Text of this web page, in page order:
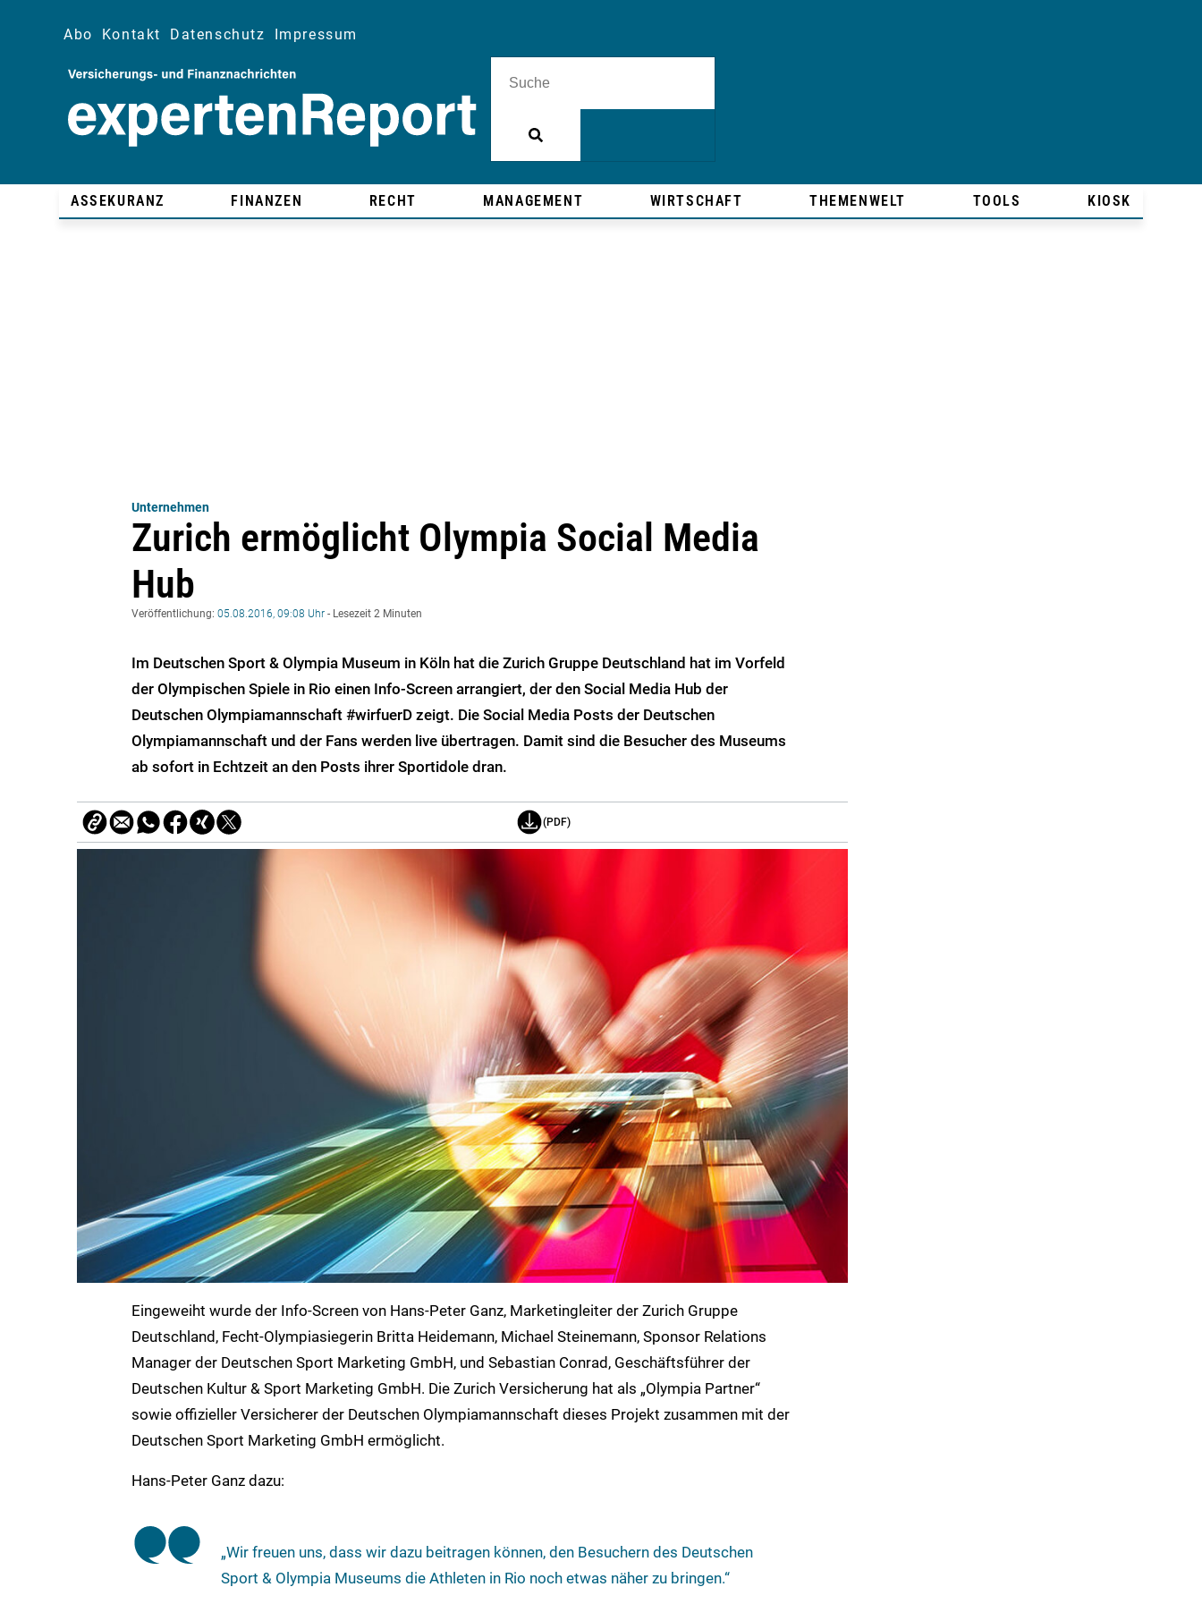
Abo Kontakt Datenschutz Impressum
ASSEKURANZ FINANZEN RECHT MANAGEMENT WIRTSCHAFT THEMENWELT TOOLS KIOSK
Unternehmen
Zurich ermöglicht Olympia Social Media
Hub
Veröffentlichung: 05.08.2016, 09:08 Uhr - Lesezeit 2 Minuten
Im Deutschen Sport & Olympia Museum in Köln hat die Zurich Gruppe Deutschland hat im Vorfeld
der Olympischen Spiele in Rio einen Info-Screen arrangiert, der den Social Media Hub der
Deutschen Olympiamannschaft #wirfuerD zeigt. Die Social Media Posts der Deutschen
Olympiamannschaft und der Fans werden live übertragen. Damit sind die Besucher des Museums
ab sofort in Echtzeit an den Posts ihrer Sportidole dran.
(PDF)
Eingeweiht wurde der Info-Screen von Hans-Peter Ganz, Marketingleiter der Zurich Gruppe
Deutschland, Fecht-Olympiasiegerin Britta Heidemann, Michael Steinemann, Sponsor Relations
Manager der Deutschen Sport Marketing GmbH, und Sebastian Conrad, Geschäftsführer der
Deutschen Kultur & Sport Marketing GmbH. Die Zurich Versicherung hat als „Olympia Partner“
sowie offizieller Versicherer der Deutschen Olympiamannschaft dieses Projekt zusammen mit der
Deutschen Sport Marketing GmbH ermöglicht.
Hans-Peter Ganz dazu:
„Wir freuen uns, dass wir dazu beitragen können, den Besuchern des Deutschen
Sport & Olympia Museums die Athleten in Rio noch etwas näher zu bringen.“